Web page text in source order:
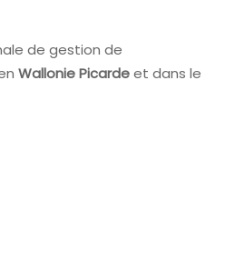
de gestion de
Wallonie Picardeet dans le